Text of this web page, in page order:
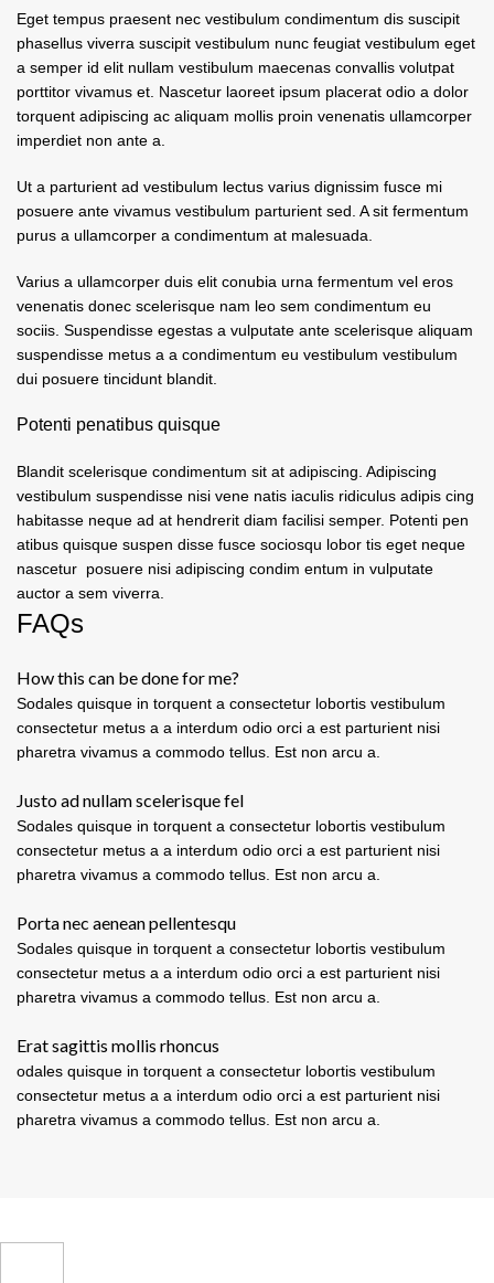
Eget tempus praesent nec vestibulum condimentum dis suscipit
phasellus viverra suscipit vestibulum nunc feugiat vestibulum eget
a semper id elit nullam vestibulum maecenas convallis volutpat
porttitor vivamus et. Nascetur laoreet ipsum placerat odio a dolor
torquent adipiscing ac aliquam mollis proin venenatis ullamcorper
imperdiet non ante a.
Ut a parturient ad vestibulum lectus varius dignissim fusce mi
posuere ante vivamus vestibulum parturient sed. A sit fermentum
purus a ullamcorper a condimentum at malesuada.
Varius a ullamcorper duis elit conubia urna fermentum vel eros
venenatis donec scelerisque nam leo sem condimentum eu
sociis. Suspendisse egestas a vulputate ante scelerisque aliquam
suspendisse metus a a condimentum eu vestibulum vestibulum
dui posuere tincidunt blandit.
Potenti penatibus quisque
Blandit scelerisque condimentum sit at adipiscing. Adipiscing
vestibulum suspendisse nisi vene natis iaculis ridiculus adipis cing
habitasse neque ad at hendrerit diam facilisi semper. Potenti pen
atibus quisque suspen disse fusce sociosqu lobor tis eget neque
nascetur posuere nisi adipiscing condim entum in vulputate
auctor a sem viverra.
FAQs
How this can be done for me?
Sodales quisque in torquent a consectetur lobortis vestibulum
consectetur metus a a interdum odio orci a est parturient nisi
pharetra vivamus a commodo tellus. Est non arcu a.
Justo ad nullam scelerisque fel
Sodales quisque in torquent a consectetur lobortis vestibulum
consectetur metus a a interdum odio orci a est parturient nisi
pharetra vivamus a commodo tellus. Est non arcu a.
Porta nec aenean pellentesqu
Sodales quisque in torquent a consectetur lobortis vestibulum
consectetur metus a a interdum odio orci a est parturient nisi
pharetra vivamus a commodo tellus. Est non arcu a.
Erat sagittis mollis rhoncus
odales quisque in torquent a consectetur lobortis vestibulum
consectetur metus a a interdum odio orci a est parturient nisi
pharetra vivamus a commodo tellus. Est non arcu a.